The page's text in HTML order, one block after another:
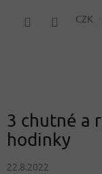
CZK
3 chutné a
hodinky
22.8.2022